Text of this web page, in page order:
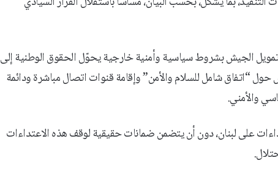
وتمويل الجيش بشروط سياسية وأمنية خارجية يحوّل الحقوق الوطنية إلى
“اتفاق شامل للسلام والأمن” وإقامة قنوات اتصال مباشرة ودائمة
والأمني.
على لبنان، دون أن يتضمن ضمانات حقيقية لوقف هذه الاعتداءات